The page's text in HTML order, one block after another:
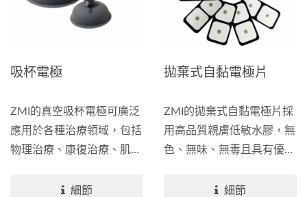
吸杯電極
ZMI的真空吸杯電極可廣泛
應用於各種治療領域，包括
物理治療、康復治療、肌肉
靠、高效且耐用的工具，能
細節
拋棄式自黏電極片
ZMI的拋棄式自黏電極片採
用高品質親膚低敏水膠，無
色、無味、無毒且具有優異
感和安全性。無論您的皮膚
細節